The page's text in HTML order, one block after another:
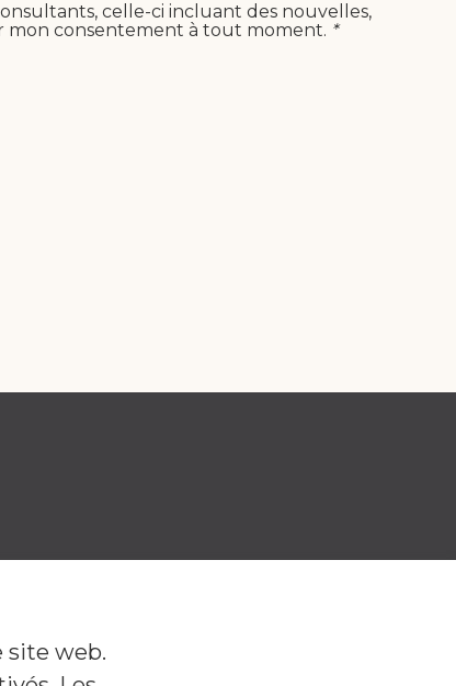
celle-ci incluant des nouvelles,
mon consentement à tout moment. *
Suivez-nous!
site web.